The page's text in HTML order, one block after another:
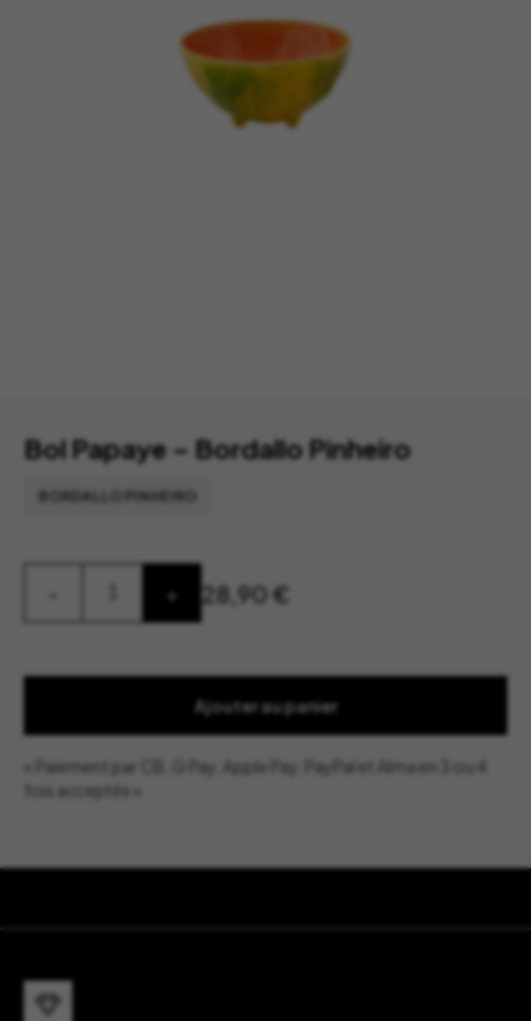
Bol Papaye – Bordallo Pinheiro
BORDALLO PINHEIRO
quantité
Bordallo
+ 28,90 €
Ajouter au panier
« Paiement par CB, G Pay, Apple Pay, PayPal et Alma en 3 ou 4
fois acceptés »